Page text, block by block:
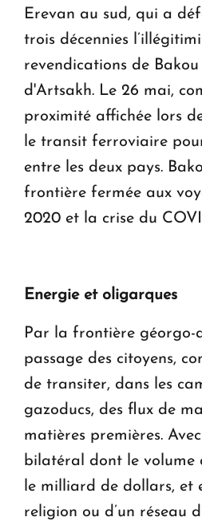
Erevan au sud, qui a
trois décennies
revendications de
d'Artsakh. Le 26 mai,
proximité affichée lors
le transit ferroviaire
entre les deux pays.
frontière fermée aux
2020 et la crise du
Energie et oligarques
Par la frontière géorgo-
passage des citoyens,
de transiter, dans les
gazoducs, des flux de
matières premières.
bilatéral dont le volume
le milliard de dollars, et
religion ou d’un réseau